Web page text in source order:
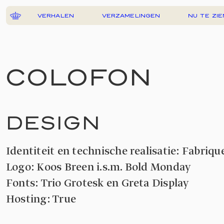
VERHALEN VERZAMELINGEN NU TE
COLOFON
DESIGN
Identiteit en technische realisatie:
Logo: Koos Breen i.s.m. Bold Monday
Fonts: Trio Grotesk en Greta Display
Hosting: True